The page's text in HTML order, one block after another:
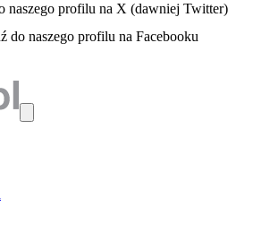
karcie
naszego profilu na X (dawniej Twitter)
się w nowej karcie
do naszego profilu na Facebooku